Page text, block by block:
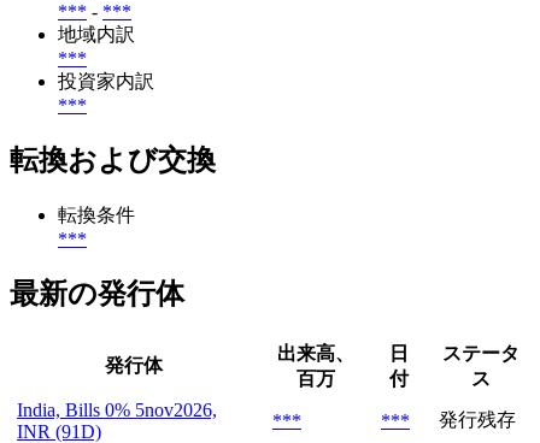
*** - ***
地域内訳
***
投資家内訳
***
転換および交換
転換条件
***
最新の発行体
発行体
出来高、
百万
日
付
ステータ
ス
India, Bills 0% 5nov2026,
INR (91D)
*** ***
発行残存